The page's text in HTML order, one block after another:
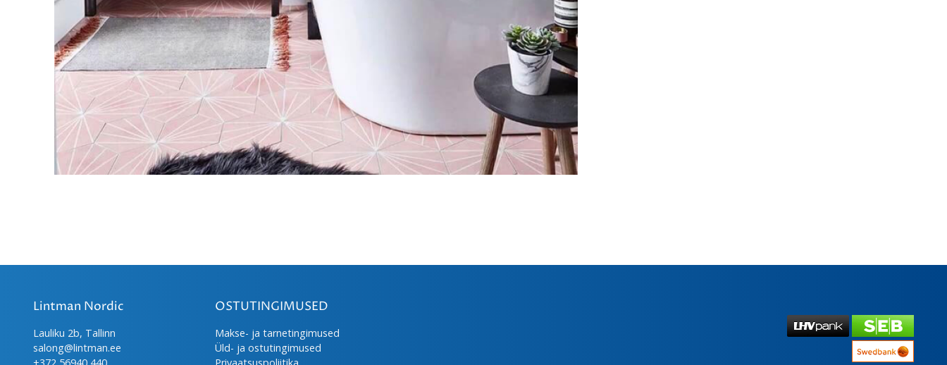
Lintman Nordic
Lauliku 2b, Tallinn
salong@lintman.ee
OSTUTINGIMUSED
Makse- ja tarnetingimused
Üld- ja ostutingimused